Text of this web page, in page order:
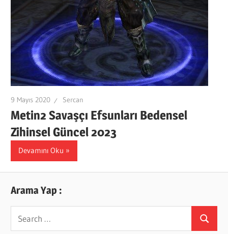
9 Mayıs 2020 Sercan
Metin2 Savaşçı Efsunları Bedensel
Zihinsel Güncel 2023
Devamını Oku
Arama Yap :
Search
for:
Search